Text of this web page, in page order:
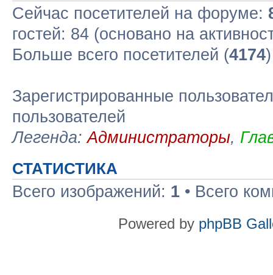
Сейчас посетителей на форуме:
гостей: 84 (основано на
Больше всего посетителей (4174
Зарегистрированные
пользователей
Легенда:Администраторы,
СТАТИСТИКА
Всего изображений: 1 • Всего
Powered by phpBB